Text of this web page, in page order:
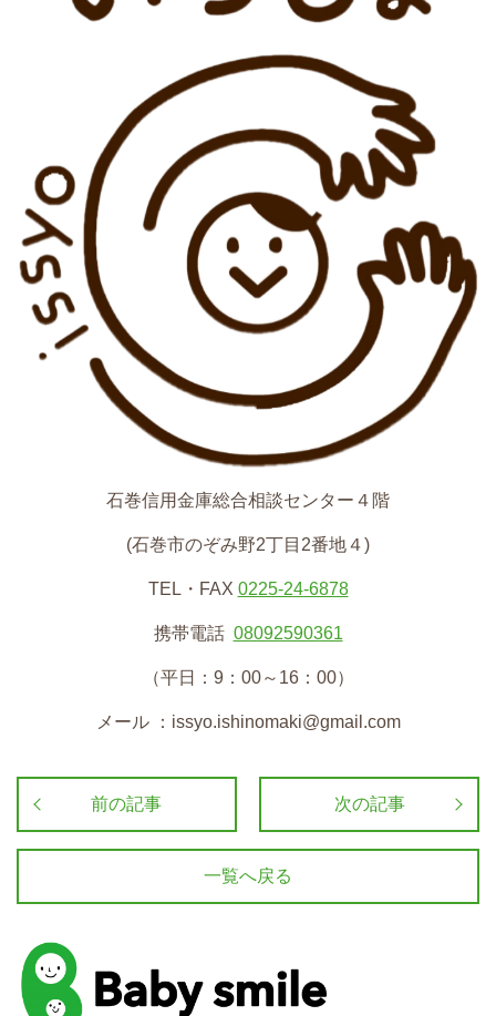
石巻信用金庫総合相談センター４階
(石巻市のぞみ野2丁目2番地４)
TEL・FAX 0225-24-6878
携帯電話 08092590361
（平日：9：00～16：00）
メール ：issyo.ishinomaki@gmail.com
前の記事 次の記事
一覧へ戻る